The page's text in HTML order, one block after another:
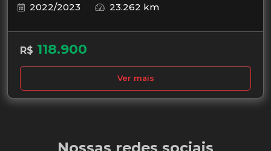
2022/2023
23.262 km
R$ 118.900
Ver mais